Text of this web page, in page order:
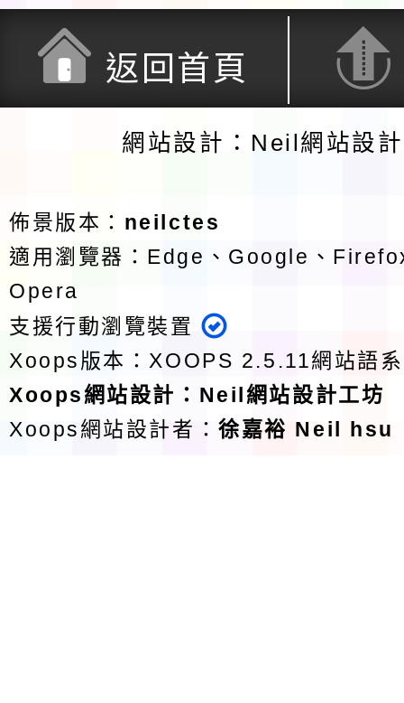
返回首頁
網站設計：Neil網站設
佈景版本： neilctes
適用瀏覽器：Edge、Google、
Opera
支援行動瀏覽裝置
Xoops版本：XOOPS 2.5.11網站語
Xoops網站設計 ： Neil網站設計工坊
Xoops網站設計者：徐嘉裕 Neil hsu